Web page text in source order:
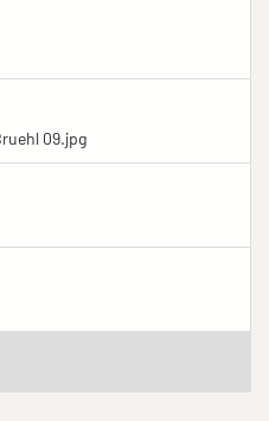
09.jpg